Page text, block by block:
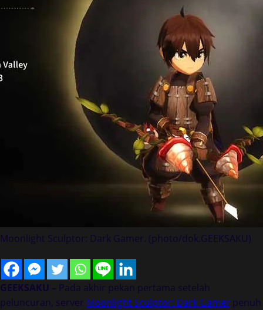
Moonlight Sculptor: Dark Gamer. (photo/dok.GEEKSAKU)
GEEKSAKU – Pada akhir pekan pertama setelah
peluncuran, server Moonlight Sculptor: Dark Gamer penuh